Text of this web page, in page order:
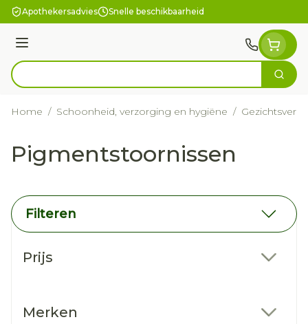
Ga naar de inhoud
Apothekersadvies Snelle beschikbaarheid
Menu
Product, merk, categorie... Zoek
Home / Schoonheid, verzorging en hygiëne /
Pigmentstoornissen
Filteren
Prijs
Merken